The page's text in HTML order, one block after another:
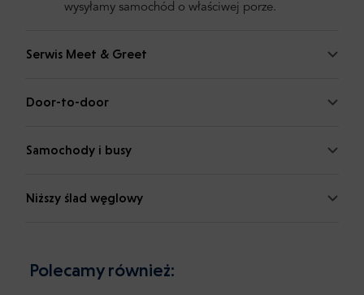
wysyłamy samochód o właściwej porze.
Serwis Meet & Greet
Door-to-door
Samochody i busy
Niższy ślad węglowy
Polecamy również: